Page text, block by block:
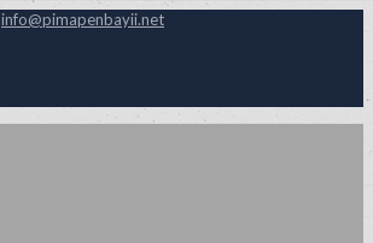
info@pimapenbayii.net